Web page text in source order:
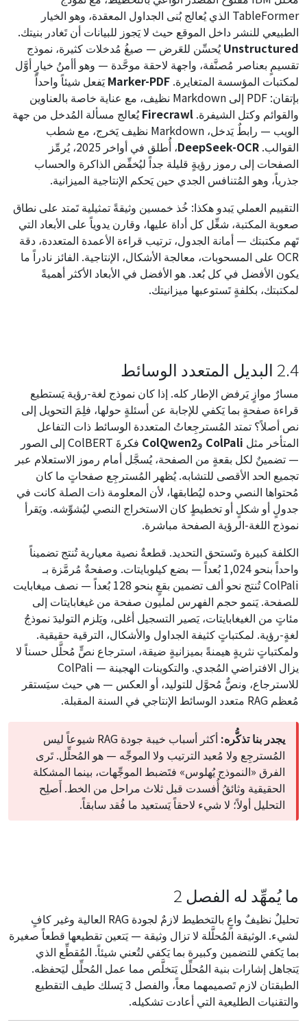
TableFormer الذي يُعالج بُنى الجداول المعقدة، وهو الخيار
الطبيعي للنشر داخل الموقع حيث لا يَجوز للبيانات أن تَغادر بنيتك.
Unstructuredيُحسِّن للعَرض — صيغُ مُدخلات كثيرة، نموذج
تقسيمٍ بعناصر مُصنَّفة، واجهة لاحقة موحَّدة — وهو أأمنُ خيارٍ أوَّل
لمكتبات المؤسسة المتغايرة. Marker-PDFيَفعل شيئاً واحداً
بإتقان: PDF إلى Markdown نظيف، مع عناية خاصة بالعناوين
والقوائم وكتل الشيفرة. Firecrawlيُعالج مسألة المُدخل من جهة
الويب — رابطٌ يَدخل، Markdown نظيف يَخرج، مع شطب
القوالب. DeepSeek-OCR
، أُطلق في أواخر 2025، يُرمِّز
الصفحات إلى رموز رؤيةٍ قليلة جداً ليُخفِّض الذاكرة والحساب
جذرياً، وهو المُتنافس الجدي حين يَحكم الإنتاجية الميزانية.
التقييم العملي يَبدو هكذا: خُذ خمسين وثيقةً تمثيلية تَمتد على نطاق
صعوبة المكتبة، شغِّل كل أداة عليها، وقارن يدوياً على الأبعاد التي
تَهم مكتبتك — أمانة الجدول، ترتيب قراءة الأعمدة المتعددة، دقة
OCR على المسحوبات، معالجة الأشكال، الإنتاجية. الفائز نادراً ما
يكون الأفضل في كل بُعد. هو الأفضل في الأبعاد الأكثر أهميةً
لمكتبتك، بكلفةٍ تَستوعبها ميزانيتك.
2.4 البديل المتعدد الوسائط
مسارٌ موازٍ يَرفض الإطار كله. إذا كان نموذج لغة-رؤية يَستطيع
قراءة صفحةٍ بما يَكفي للإجابة عن أسئلةٍ حولها، فلِمَ التحويل إلى
نص أصلاً؟ تمتد المُسترجِعاتُ المتعددة الوسائط ذات التفاعل
المتأخر مثل ColPali وColQwen2
فكرةَ ColBERT إلى الصور
— تضمينٌ لكل بقعةٍ من الصفحة، يُسجَّل أمام رموز الاستعلام عبر
تجميع الحد الأقصى للتشابه. يُظهر المُسترجِع صفحاتٍ ما كان
مُحتواها النصي وحده ليُطابقها، لأن المعلومة ذات الصلة كانت في
جدولٍ أو شكلٍ أو تخطيطٍ كان الاستخراج النصي ليُشوِّشه. ويَقرأ
نموذج اللغة-الرؤية الصفحة مباشرة.
الكلفة كبيرة وتَستحق التحديد. قطعةٌ نصية معيارية تُنتج تضميناً
واحداً بنحو 1,024 بُعداً — بضع كيلوبايتات. وصفحةٌ مُرمَّزة بـ
ColPali تُنتج نحو ألف تضمين بقعٍ بنحو 128 بُعداً — نصف ميغابايت
للصفحة. يَنمو حجم الفهرس لمليون صفحة من غيغابايتات إلى
مئاتٍ من الغيغابايتات، يَصير التسجيل أغلى، ويَلزم التوليدَ نموذجُ
لغةٍ-رؤية. لمكتباتٍ كثيفة الجداول والأشكال، الترقية حقيقية.
ولمكتباتٍ نثريةٍ هيمنةً بميزانيةٍ ضيقة، استرجاع نصٍّ مُحلَّل حسناً لا
يزال الافتراضي المُجدي. والتكوينات الهجينة — ColPali
للاسترجاع، ونصٌّ مُحوَّل للتوليد، أو العكس — هي حيث سيَستقر
مُعظم RAG متعدد الوسائط الإنتاجي في السنة المقبلة.
يجدر بنا تذكُّره:
أكثر أسباب خيبة جودة RAG شيوعاً ليس
المُسترجِع ولا مُعيد الترتيب ولا الموجِّه — هو المُحلِّل. تَرى
الفرق «النموذج يُهلوس» فتَضبط الموجِّهات، بينما المشكلة
الحقيقية وثائقُ أُفسدت قبل ثلاث مراحل من الخط. أَصلِح
التحليل أولاً؛ لا شيء لاحقاً يَستعيد ما فُقد سابقاً.
ما يُمهِّد له الفصل 2
تحليلٌ نظيفٌ واعٍ بالتخطيط لازمٌ لجودة RAG العالية وغير كافٍ
لشيء. الوثيقة المُحلَّلة لا تزال وثيقة — يَتعين تقطيعها قطعاً صغيرة
بما يَكفي للتضمين وكبيرة بما يَكفي لتُعني شيئاً. المُقطِّع الذي
يَتجاهل إشارات بنية المُحلِّل يَتخلَّص مما عمل المُحلِّل ليَحفظه.
الطبقتان لازم تَصميمهما معاً، والفصل 3 يَسلك طيف التقطيع
والتقنيات الطليعية التي أعادت تشكيله.